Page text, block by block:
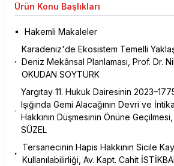
Ürün Konu Başlıkları
Hakemli Makaleler
Karadeniz'de Ekosistem Temelli
Deniz Mekânsal Planlaması, Prof. Dr.
OKUDAN SOYTÜRK
Yargıtay 11. Hukuk Dairesinin 2023–1775
Işığında Gemi Alacağının Devri ve
Hakkının Düşmesinin Önüne
SÜZEL
Tersanecinin Hapis Hakkının Sicile
Kullanılabilirliği, Av. Kapt. Cahit